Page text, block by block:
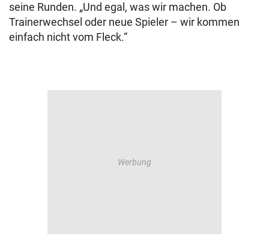
seine Runden. „Und egal, was wir machen. Ob
Trainerwechsel oder neue Spieler – wir kommen
einfach nicht vom Fleck.“